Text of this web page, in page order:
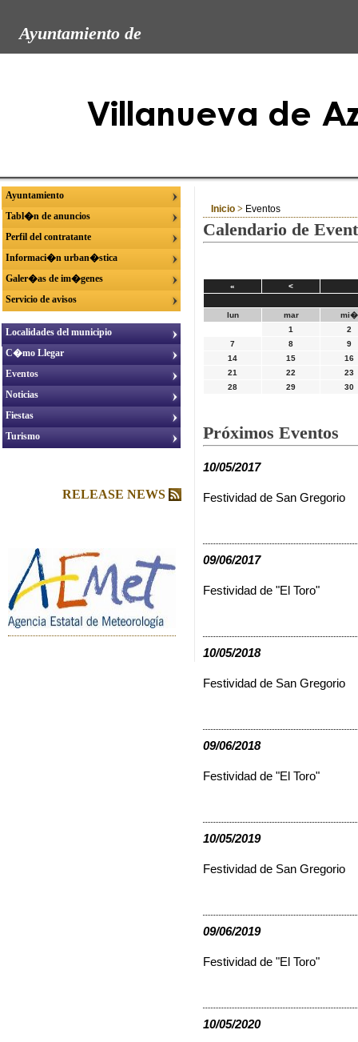
Ayuntamiento de
Ayuntamiento
Tabl�n de anuncios
Perfil del contratante
Informaci�n urban�stica
Galer�as de im�genes
Servicio de avisos
Localidades del municipio
C�mo Llegar
Eventos
Noticias
Fiestas
Turismo
RELEASE NEWS
Inicio > Eventos
Calendario de
« <
lun mar
mi�
1
2
7
8
9
14
15
16
21
22
23
28
29 30
Próximos Eventos
10/05/2017
Festividad de San Gregorio
09/06/2017
Festividad de "El Toro"
10/05/2018
Festividad de San Gregorio
09/06/2018
Festividad de "El Toro"
10/05/2019
Festividad de San Gregorio
09/06/2019
Festividad de "El Toro"
10/05/2020